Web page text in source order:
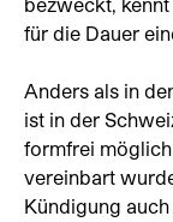
für die Dauer
Anders als in
ist in der
formfrei
vereinbart
Kündigung